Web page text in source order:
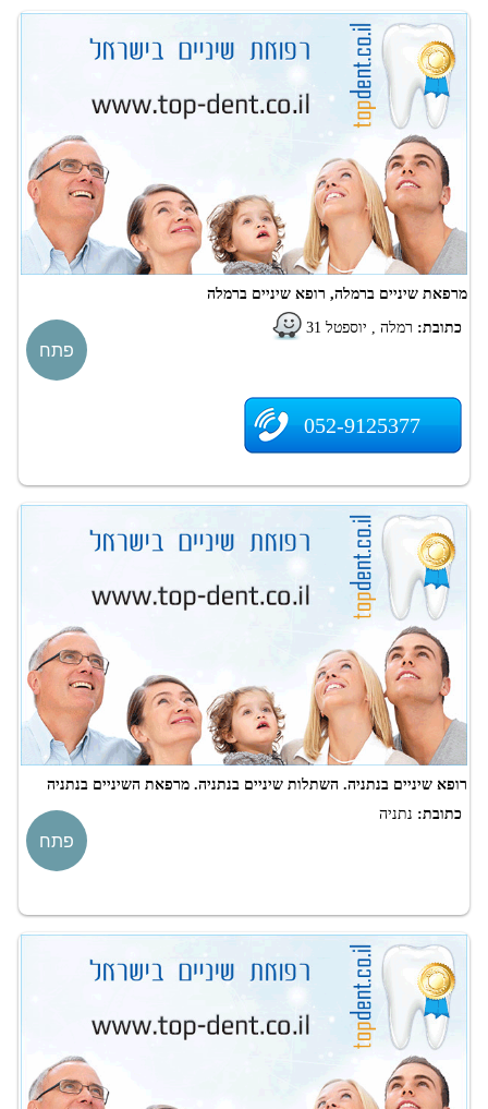
מרפאת שיניים ברמלה, רופא שיניים ברמלה
כתובת: רמלה , יוספטל 31
052-9125377
פתח
רופא שיניים בנתניה. השתלות שיניים בנתניה. מרפאת השיניים בנתניה
כתובת: נתניה
פתח